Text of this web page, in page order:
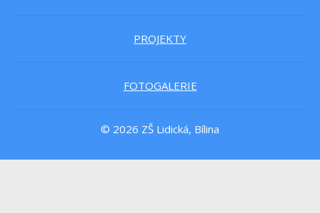
PROJEKTY
FOTOGALERIE
© 2026 ZŠ Lidická, Bílina